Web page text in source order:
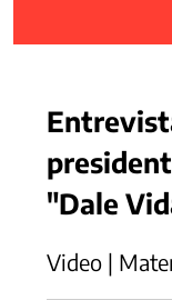
"Dale
Video |